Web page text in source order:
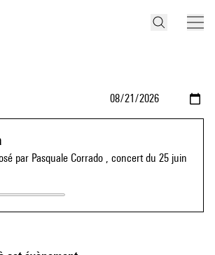
par Pasquale Corrado , concert du 25 juin